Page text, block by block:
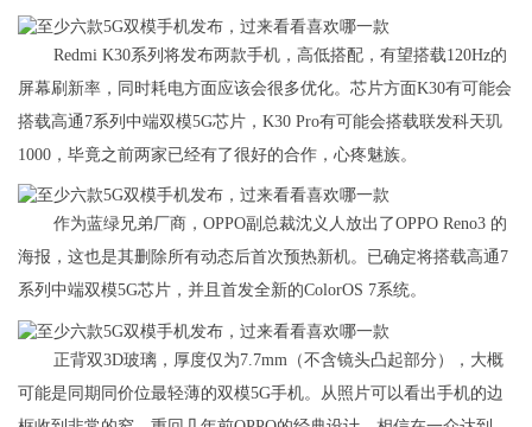
Redmi K30系列将发布两款手机，高低搭配，有望搭载120Hz的
屏幕刷新率，同时耗电方面应该会很多优化。芯片方面K30有可能会
搭载高通7系列中端双模5G芯片，K30 Pro有可能会搭载联发科天玑
1000，毕竟之前两家已经有了很好的合作，心疼魅族。
作为蓝绿兄弟厂商，OPPO副总裁沈义人放出了OPPO Reno3 的
海报，这也是其删除所有动态后首次预热新机。已确定将搭载高通7
系列中端双模5G芯片，并且首发全新的ColorOS 7系统。
正背双3D玻璃，厚度仅为7.7mm（不含镜头凸起部分），大概
可能是同期同价位最轻薄的双模5G手机。从照片可以看出手机的边